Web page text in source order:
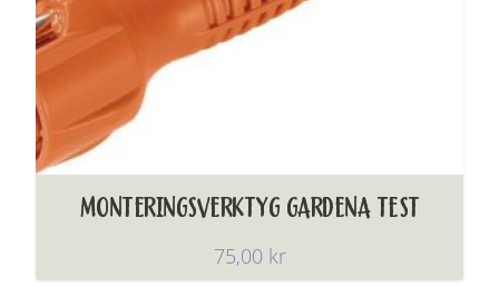
MONTERINGSVERKTYG GARDENA TEST
75,00 kr